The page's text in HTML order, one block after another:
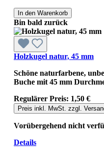
In den Warenkorb
Bin bald zurück
Holzkugel natur, 45 mm
Schöne naturfarbene,
Buche mit 45 mm
Regulärer Preis: 1,50 €
Preis inkl. MwSt. zzgl.
Vorübergehend nicht
Details